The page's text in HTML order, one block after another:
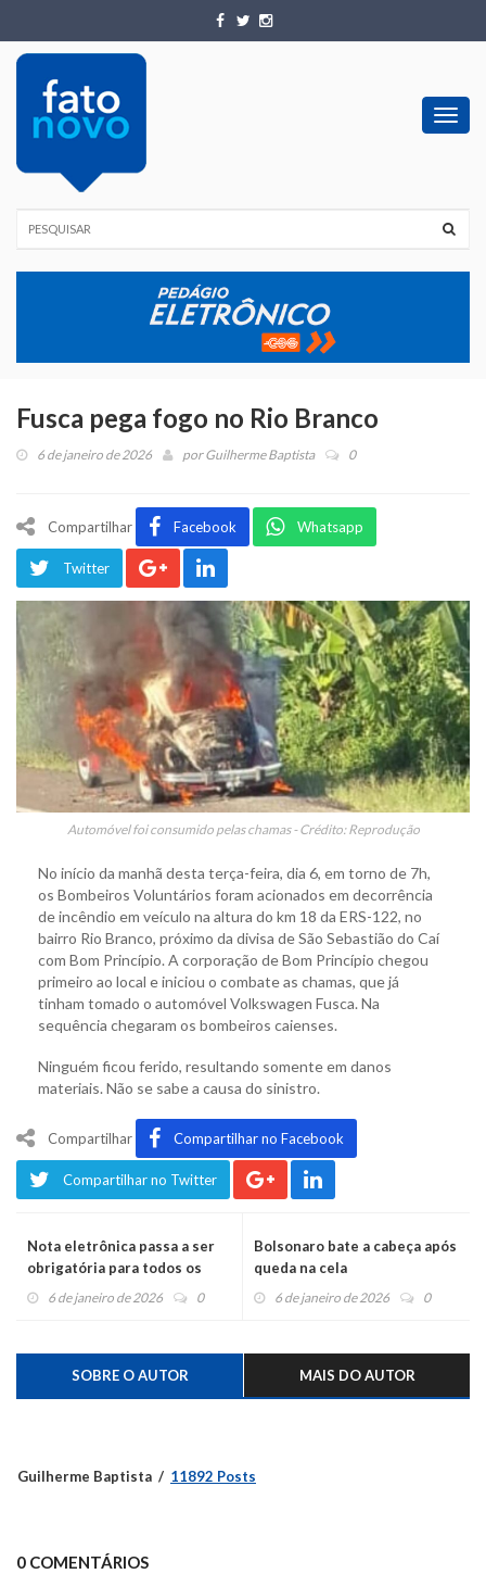
Fusca pega fogo no Rio Branco
6 de janeiro de 2026 porGuilherme Baptista 0
Compartilhar Facebook Whatsapp
Twitter
Automóvel foi consumido pelas chamas - Crédito: Reprodução
No início da manhã desta terça-feira, dia 6, em torno de 7h,
os Bombeiros Voluntários foram acionados em decorrência
de incêndio em veículo na altura do km 18 da ERS-122, no
bairro Rio Branco, próximo da divisa de São Sebastião do Caí
com Bom Princípio. A corporação de Bom Princípio chegou
primeiro ao local e iniciou o combate as chamas, que já
tinham tomado o automóvel Volkswagen Fusca. Na
sequência chegaram os bombeiros caienses.
Ninguém ficou ferido, resultando somente em danos
materiais. Não se sabe a causa do sinistro.
Compartilhar Compartilhar no Facebook
Compartilhar no Twitter
Nota eletrônica passa a ser
obrigatória para todos os
produtores rurais
6 de janeiro de 2026 0
Bolsonaro bate a cabeça após
queda na cela
6 de janeiro de 2026 0
SOBRE O AUTOR MAIS DO AUTOR
Guilherme Baptista 11892 Posts
0 COMENTÁRIOS